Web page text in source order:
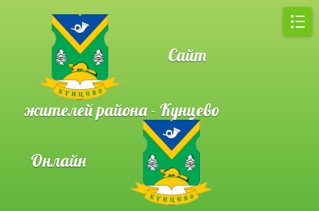
Сайт
жителей района - Кунцево
Онлайн